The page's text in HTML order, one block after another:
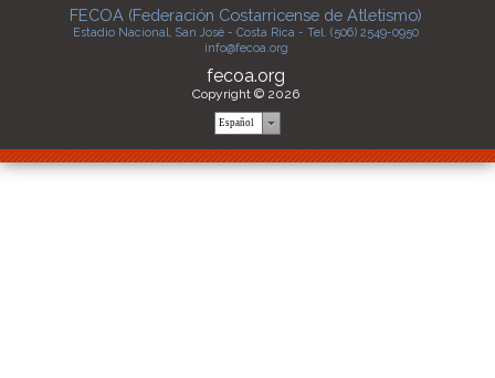
FECOA (Federación Costarricense de Atletismo)
Estadio Nacional, San José - Costa Rica - Tel. (506) 2549-0950
info@fecoa.org
fecoa.org
Copyright © 2026